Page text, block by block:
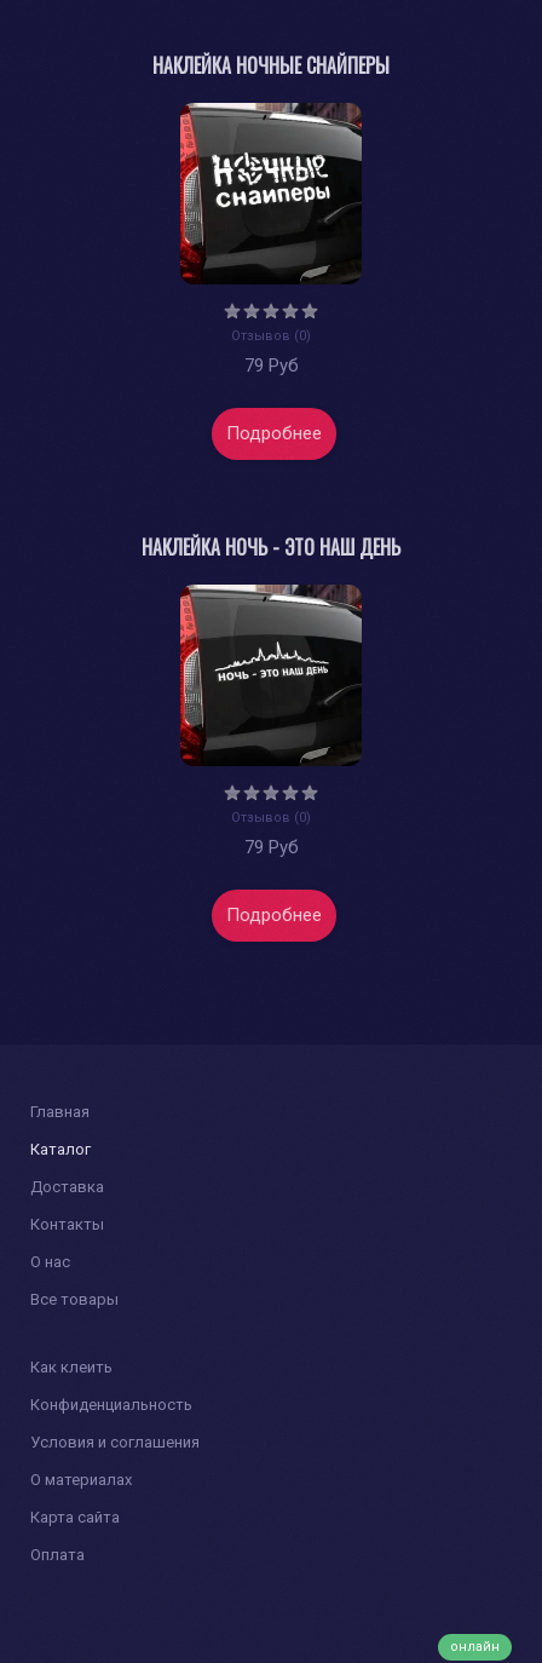
НАКЛЕЙКА НОЧНЫЕ СНАЙПЕРЫ
Отзывов (0)
79 Руб
Подробнее
НАКЛЕЙКА НОЧЬ - ЭТО НАШ ДЕНЬ
Отзывов (0)
79 Руб
Подробнее
Главная
Каталог
Доставка
Контакты
О нас
Все товары
Как клеить
Конфиденциальность
Условия и соглашения
О материалах
Карта сайта
Оплата
онлайн